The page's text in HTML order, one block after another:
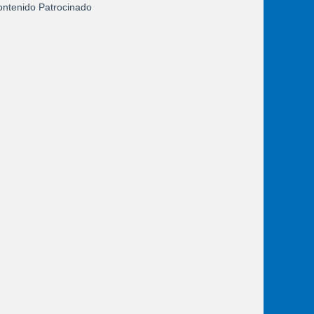
Patrocinado